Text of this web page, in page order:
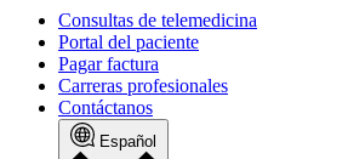
Consultas de telemedicina
Portal del paciente
Pagar factura
Carreras profesionales
Contáctanos
Español